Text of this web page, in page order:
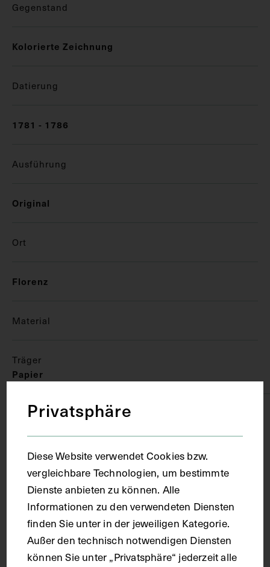
Gegenstand
Kolorierte Zeichnung
Datierung
1781 - 1786
Ausführung
Original
Ort
Florenz
Material
Träger
Papier
Technik
Aquarell
Maße
Bildmaß 40,3 x 32,3 cm
Privatsphäre
Diese Website verwendet Cookies bzw.
vergleichbare Technologien, um bestimmte
Dienste anbieten zu können. Alle
Informationen zu den verwendeten Diensten
finden Sie unter in der jeweiligen Kategorie.
Außer den technisch notwendigen Diensten
können Sie unter „Privatsphäre“ jederzeit alle